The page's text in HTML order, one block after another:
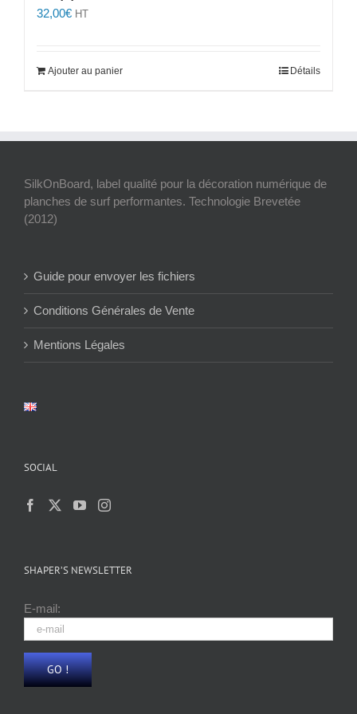
32,00€ HT
Ajouter au panier Détails
SilkOnBoard, label qualité pour la décoration numérique de
planches de surf performantes. Technologie Brevetée
(2012)
Guide pour envoyer les fichiers
Conditions Générales de Vente
Mentions Légales
SOCIAL
SHAPER’S NEWSLETTER
E-mail: